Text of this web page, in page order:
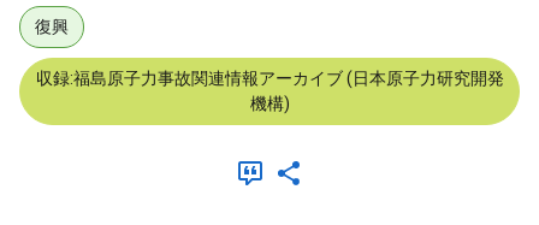
復興
収録:福島原子力事故関連情報アーカイブ (日本原子力研究開発
機構)